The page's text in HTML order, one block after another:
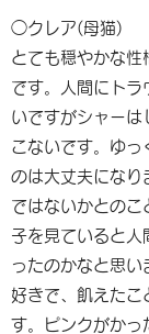
◯クレア(母猫)
とても穏やかな性
です。人間にトラ
いですがシャーは
こないです。ゆっ
のは大丈夫になり
ではないかとのこ
子を見ていると人
ったのかなと思い
好きで、飢えたこ
す。ピンクがかっ